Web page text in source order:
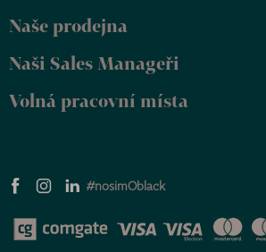
Naše prodejna
Naši Sales Manageři
Volná pracovní místa
#nosimOblack